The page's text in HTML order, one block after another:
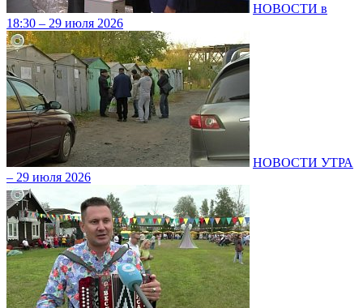
НОВОСТИ в
18:30 – 29 июля 2026
НОВОСТИ УТРА
– 29 июля 2026